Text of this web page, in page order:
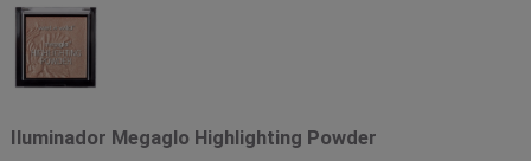
Iluminador Megaglo Highlighting Powder